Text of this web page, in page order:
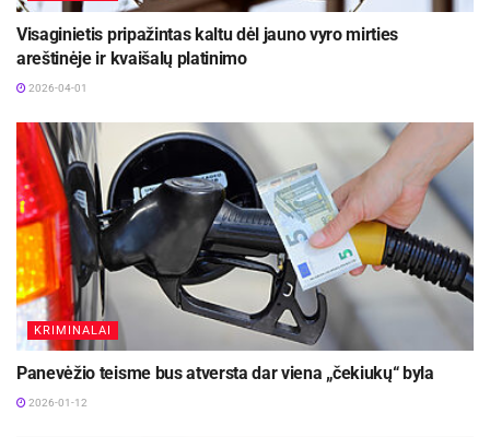
Visaginietis pripažintas kaltu dėl jauno vyro mirties
areštinėje ir kvaišalų platinimo
2026-04-01
KRIMINALAI
Panevėžio teisme bus atversta dar viena „čekiukų“ byla
2026-01-12